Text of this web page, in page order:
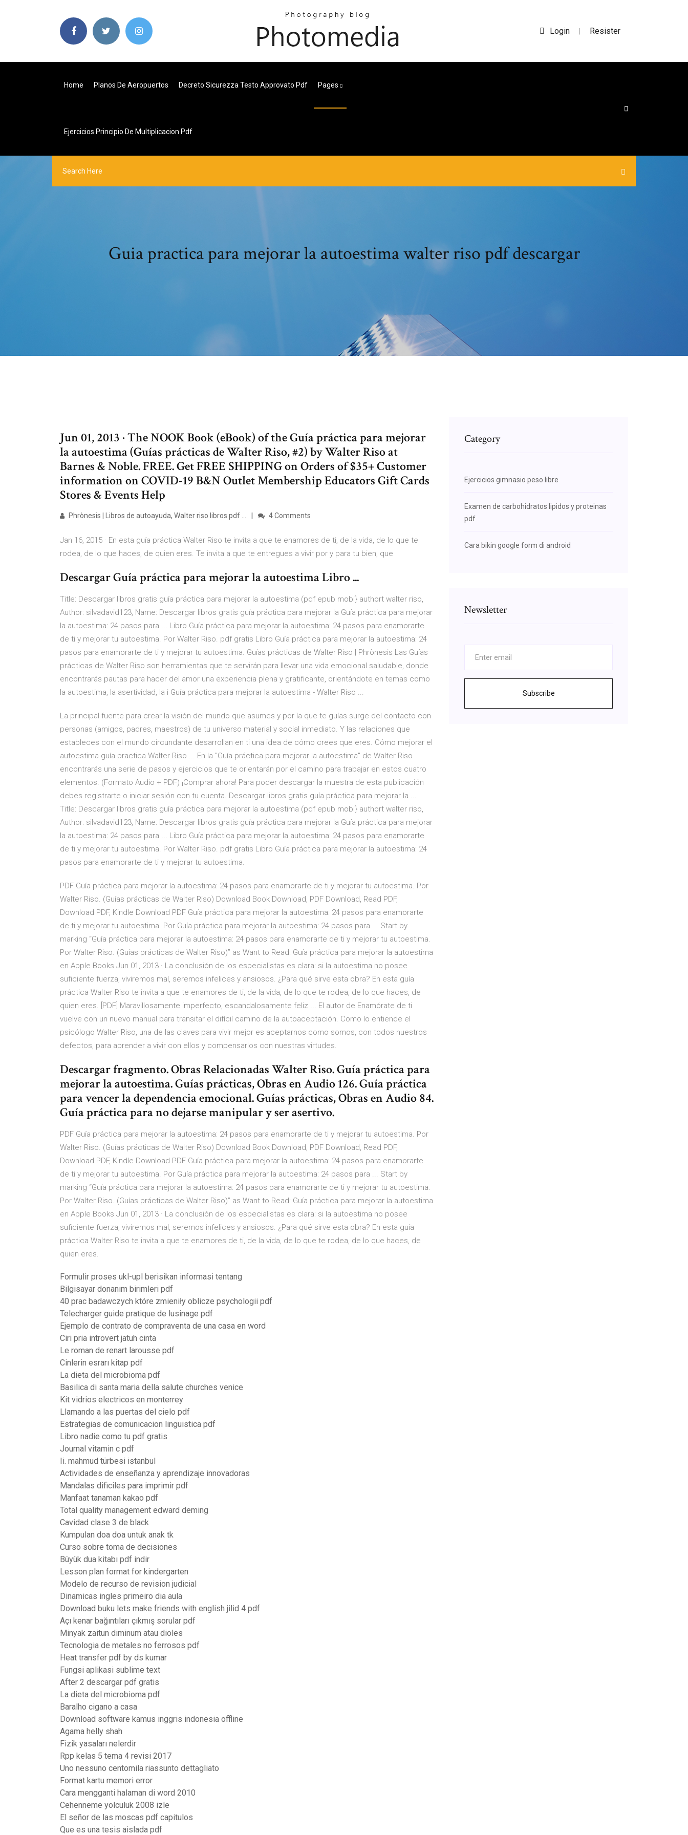
Login | Resister
Home Planos De Aeropuertos Decreto Sicurezza Testo Approvato Pdf Pages
Ejercicios Principio De Multiplicacion Pdf
Guia practica para mejorar la autoestima walter riso pdf descargar
Jun 01, 2013 · The NOOK Book (eBook) of the Guía práctica para mejorar
la autoestima (Guías prácticas de Walter Riso, #2) by Walter Riso at
Barnes & Noble. FREE. Get FREE SHIPPING on Orders of $35+ Customer
information on COVID-19 B&N Outlet Membership Educators Gift Cards
Stores & Events Help
Phrònesis | Libros de autoayuda, Walter riso libros pdf ... 4 Comments
Jan 16, 2015 · En esta guía práctica Walter Riso te invita a que te enamores de ti, de la vida, de lo que te
rodea, de lo que haces, de quien eres. Te invita a que te entregues a vivir por y para tu bien, que
Descargar Guía práctica para mejorar la autoestima Libro ...
Title: Descargar libros gratis guía práctica para mejorar la autoestima (pdf epub mobi} authort walter riso,
Author: silvadavid123, Name: Descargar libros gratis guía práctica para mejorar la Guía práctica para mejorar
la autoestima: 24 pasos para ... Libro Guía práctica para mejorar la autoestima: 24 pasos para enamorarte
de ti y mejorar tu autoestima. Por Walter Riso. pdf gratis Libro Guía práctica para mejorar la autoestima: 24
pasos para enamorarte de ti y mejorar tu autoestima. Guías prácticas de Walter Riso | Phrònesis Las Guías
prácticas de Walter Riso son herramientas que te servirán para llevar una vida emocional saludable, donde
encontrarás pautas para hacer del amor una experiencia plena y gratificante, orientándote en temas como
la autoestima, la asertividad, la i Guía práctica para mejorar la autoestima - Walter Riso ...
La principal fuente para crear la visión del mundo que asumes y por la que te guías surge del contacto con
personas (amigos, padres, maestros) de tu universo material y social inmediato. Y las relaciones que
estableces con el mundo circundante desarrollan en ti una idea de cómo crees que eres. Cómo mejorar el
autoestima guía practica Walter Riso ... En la "Guía práctica para mejorar la autoestima" de Walter Riso
encontrarás una serie de pasos y ejercicios que te orientarán por el camino para trabajar en estos cuatro
elementos. (Formato Audio + PDF) ¡Comprar ahora! Para poder descargar la muestra de esta publicación
debes registrarte o iniciar sesión con tu cuenta. Descargar libros gratis guía práctica para mejorar la ...
Title: Descargar libros gratis guía práctica para mejorar la autoestima (pdf epub mobi} authort walter riso,
Author: silvadavid123, Name: Descargar libros gratis guía práctica para mejorar la Guía práctica para mejorar
la autoestima: 24 pasos para ... Libro Guía práctica para mejorar la autoestima: 24 pasos para enamorarte
de ti y mejorar tu autoestima. Por Walter Riso. pdf gratis Libro Guía práctica para mejorar la autoestima: 24
pasos para enamorarte de ti y mejorar tu autoestima.
PDF Guía práctica para mejorar la autoestima: 24 pasos para enamorarte de ti y mejorar tu autoestima. Por
Walter Riso. (Guías prácticas de Walter Riso) Download Book Download, PDF Download, Read PDF,
Download PDF, Kindle Download PDF Guía práctica para mejorar la autoestima: 24 pasos para enamorarte
de ti y mejorar tu autoestima. Por Guía práctica para mejorar la autoestima: 24 pasos para ... Start by
marking “Guía práctica para mejorar la autoestima: 24 pasos para enamorarte de ti y mejorar tu autoestima.
Por Walter Riso. (Guías prácticas de Walter Riso)” as Want to Read: ‎Guía práctica para mejorar la autoestima
en Apple Books Jun 01, 2013 · La conclusión de los especialistas es clara: si la autoestima no posee
suficiente fuerza, viviremos mal, seremos infelices y ansiosos. ¿Para qué sirve esta obra? En esta guía
práctica Walter Riso te invita a que te enamores de ti, de la vida, de lo que te rodea, de lo que haces, de
quien eres. [PDF] Maravillosamente imperfecto, escandalosamente feliz ... El autor de Enamórate de ti
vuelve con un nuevo manual para transitar el difícil camino de la autoaceptación. Como lo entiende el
psicólogo Walter Riso, una de las claves para vivir mejor es aceptarnos como somos, con todos nuestros
defectos, para aprender a vivir con ellos y compensarlos con nuestras virtudes.
Descargar fragmento. Obras Relacionadas Walter Riso. Guía práctica para
mejorar la autoestima. Guías prácticas, Obras en Audio 126. Guía práctica
para vencer la dependencia emocional. Guías prácticas, Obras en Audio 84.
Guía práctica para no dejarse manipular y ser asertivo.
PDF Guía práctica para mejorar la autoestima: 24 pasos para enamorarte de ti y mejorar tu autoestima. Por
Walter Riso. (Guías prácticas de Walter Riso) Download Book Download, PDF Download, Read PDF,
Download PDF, Kindle Download PDF Guía práctica para mejorar la autoestima: 24 pasos para enamorarte
de ti y mejorar tu autoestima. Por Guía práctica para mejorar la autoestima: 24 pasos para ... Start by
marking “Guía práctica para mejorar la autoestima: 24 pasos para enamorarte de ti y mejorar tu autoestima.
Por Walter Riso. (Guías prácticas de Walter Riso)” as Want to Read: ‎Guía práctica para mejorar la autoestima
en Apple Books Jun 01, 2013 · La conclusión de los especialistas es clara: si la autoestima no posee
suficiente fuerza, viviremos mal, seremos infelices y ansiosos. ¿Para qué sirve esta obra? En esta guía
práctica Walter Riso te invita a que te enamores de ti, de la vida, de lo que te rodea, de lo que haces, de
quien eres.
Formulir proses ukl-upl berisikan informasi tentang
Bilgisayar donanım birimleri pdf
40 prac badawczych które zmieniły oblicze psychologii pdf
Telecharger guide pratique de lusinage pdf
Ejemplo de contrato de compraventa de una casa en word
Ciri pria introvert jatuh cinta
Le roman de renart larousse pdf
Cinlerin esrarı kitap pdf
La dieta del microbioma pdf
Basilica di santa maria della salute churches venice
Kit vidrios electricos en monterrey
Llamando a las puertas del cielo pdf
Estrategias de comunicacion linguistica pdf
Libro nadie como tu pdf gratis
Journal vitamin c pdf
Ii. mahmud türbesi istanbul
Actividades de enseñanza y aprendizaje innovadoras
Mandalas dificiles para imprimir pdf
Manfaat tanaman kakao pdf
Total quality management edward deming
Cavidad clase 3 de black
Kumpulan doa doa untuk anak tk
Curso sobre toma de decisiones
Büyük dua kitabı pdf indir
Lesson plan format for kindergarten
Modelo de recurso de revision judicial
Dinamicas ingles primeiro dia aula
Download buku lets make friends with english jilid 4 pdf
Açı kenar bağıntıları çıkmış sorular pdf
Minyak zaitun diminum atau dioles
Tecnologia de metales no ferrosos pdf
Heat transfer pdf by ds kumar
Fungsi aplikasi sublime text
After 2 descargar pdf gratis
La dieta del microbioma pdf
Baralho cigano a casa
Download software kamus inggris indonesia offline
Agama helly shah
Fizik yasaları nelerdir
Rpp kelas 5 tema 4 revisi 2017
Uno nessuno centomila riassunto dettagliato
Format kartu memori error
Cara mengganti halaman di word 2010
Cehenneme yolculuk 2008 izle
El señor de las moscas pdf capitulos
Que es una tesis aislada pdf
Category
Ejercicios gimnasio peso libre
Examen de carbohidratos lipidos y proteinas
pdf
Cara bikin google form di android
Newsletter
Subscribe